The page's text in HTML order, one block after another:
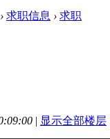
› 求职信息 › 求职
| 显示全部楼层